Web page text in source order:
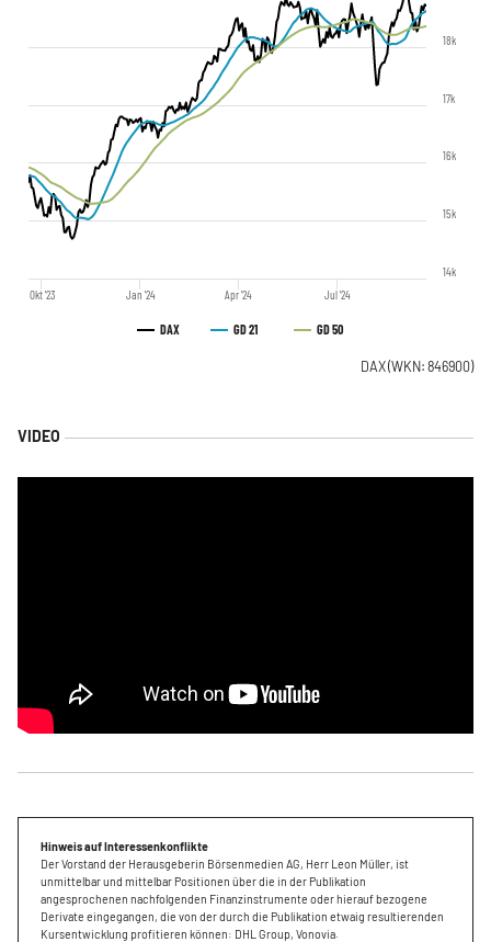
DAX GD 21 GD 50
Jan '24 Jul '24
Okt '23 Apr '24
14k
15k
16k
17k
18k
DAX(WKN: 846900)
Hinweis auf Interessenkonflikte
Der Vorstand der Herausgeberin Börsenmedien AG, Herr Leon Müller, ist
unmittelbar und mittelbar Positionen über die in der Publikation
angesprochenen nachfolgenden Finanzinstrumente oder hierauf bezogene
Derivate eingegangen, die von der durch die Publikation etwaig resultierenden
Kursentwicklung profitieren können: DHL Group, Vonovia.